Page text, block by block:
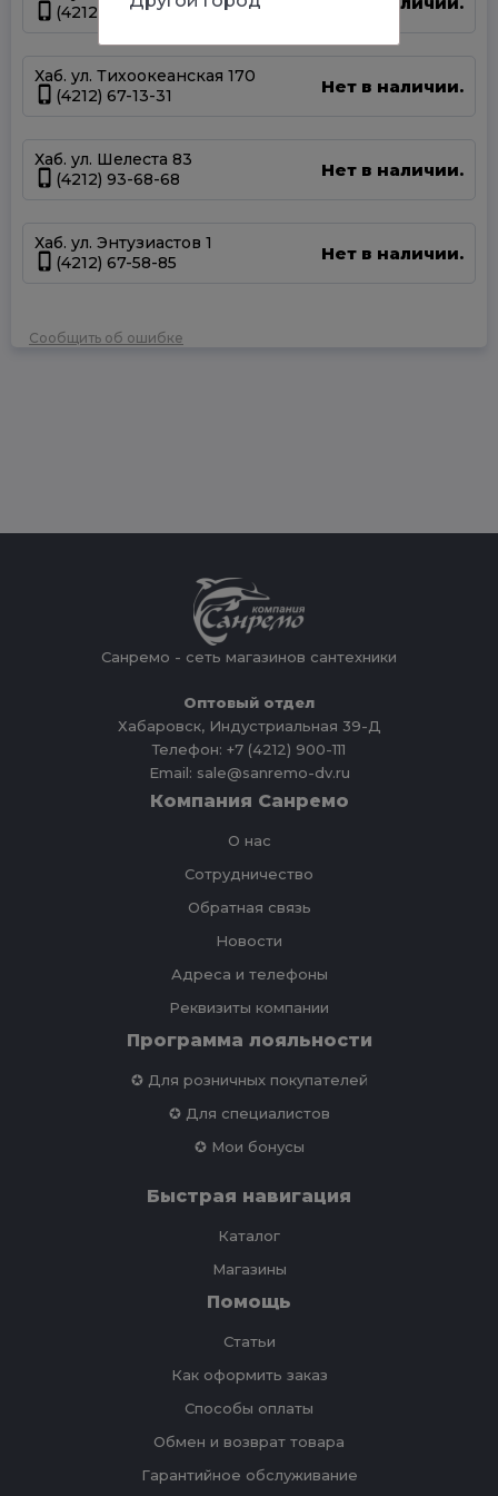
(4212) 50-67-37
Хаб. ул. Тихоокеанская 170
(4212) 67-13-31
Нет в наличии.
Хаб. ул. Шелеста 83
(4212) 93-68-68
Нет в наличии.
Хаб. ул. Энтузиастов 1
(4212) 67-58-85
Нет в наличии.
Сообщить об ошибке
Санремо - сеть магазинов сантехники
Оптовый отдел
Хабаровск, Индустриальная 39-Д
Телефон: +7 (4212) 900-111
Email: sale@sanremo-dv.ru
Компания Санремо
О нас
Сотрудничество
Обратная связь
Новости
Адреса и телефоны
Реквизиты компании
Программа лояльности
✪ Для розничных покупателей
✪ Для специалистов
✪ Мои бонусы
Быстрая навигация
Каталог
Магазины
Помощь
Статьи
Как оформить заказ
Способы оплаты
Обмен и возврат товара
Гарантийное обслуживание